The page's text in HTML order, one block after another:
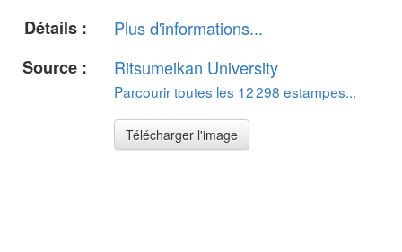
Détails :
Plus d'informations...
Source :
Ritsumeikan University
Parcourir toutes les 12 298 estampes...
Télécharger l'image